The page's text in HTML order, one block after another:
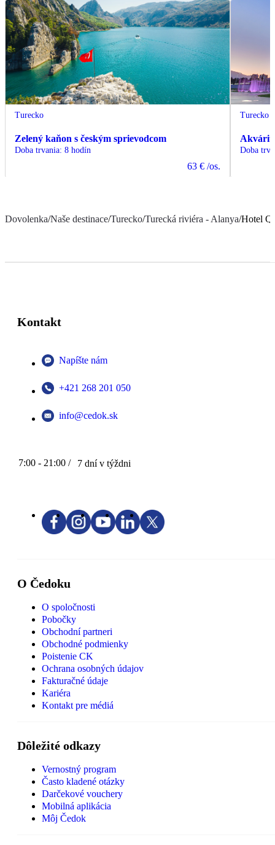
Turecko
Zelený kaňon s českým sprievodcom
Doba trvania: 8 hodín
63 € /os.
Turecko
Doba
Dovolenka/Naše destinace/Turecko/Turecká riviéra - Alanya/Hotel Q
Kontakt
Napíšte nám
+421 268 201 050
info@cedok.sk
7:00 - 21:00 / 7 dní v týždni
O Čedoku
O spoločnosti
Pobočky
Obchodní partneri
Obchodné podmienky
Poistenie CK
Ochrana osobných údajov
Fakturačné údaje
Kariéra
Kontakt pre médiá
Dôležité odkazy
Vernostný program
Často kladené otázky
Darčekové vouchery
Mobilná aplikácia
Môj Čedok